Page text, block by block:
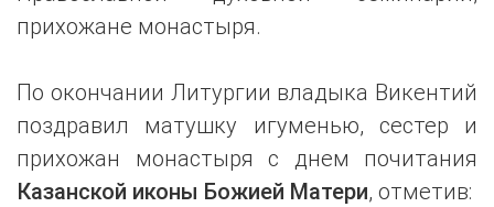
прихожане монастыря.
По окончании Литургии владыка Викентий
поздравил матушку игуменью, сестер и
прихожан монастыря с днем почитания
Казанской иконы Божией Матери, отметив: